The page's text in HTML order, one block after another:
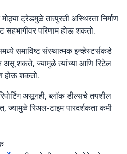
ट्रेडमुळे तात्पुरती अस्थिरता निर्माण
सहभागींवर परिणाम होऊ शकतो.
समाविष्ट संस्थात्मक इन्व्हेस्टर्सकडे
असू शकते, ज्यामुळे त्यांच्या आणि रिटेल
होऊ शकतो.
असूनही, ब्लॉक डील्सचे तपशील
ज्यामुळे रिअल-टाइम पारदर्शकता कमी